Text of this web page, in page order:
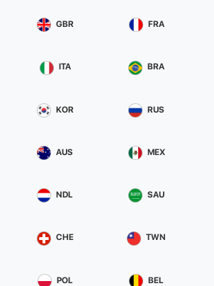
GBR FRA
ITA BRA
KOR RUS
AUS MEX
NDL SAU
CHE TWN
POL BEL